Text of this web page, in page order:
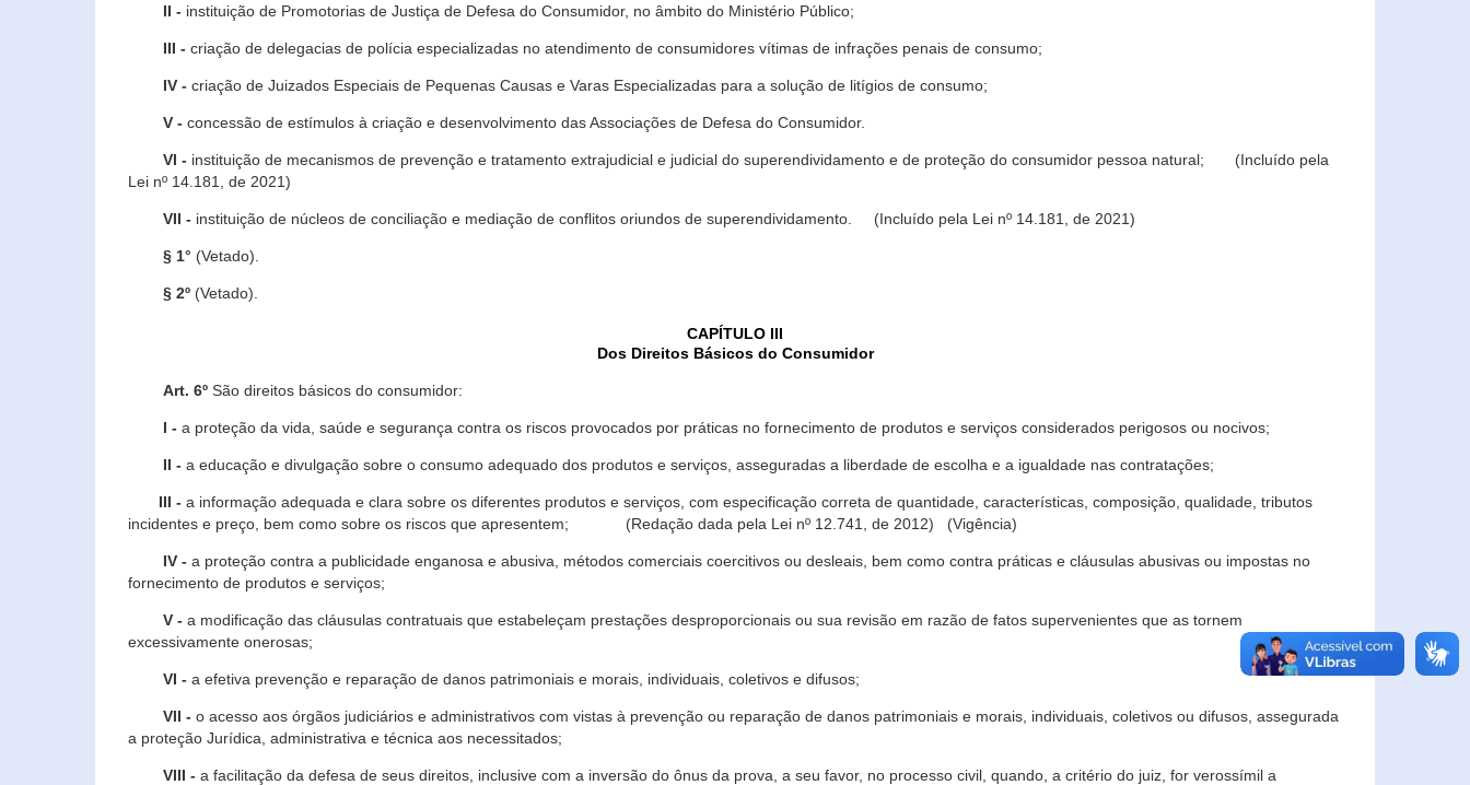
II - instituição de Promotorias de Justiça de Defesa do Consumidor, no âmbito do Ministério Público;
III - criação de delegacias de polícia especializadas no atendimento de consumidores vítimas de infrações penais de consumo;
IV - criação de Juizados Especiais de Pequenas Causas e Varas Especializadas para a solução de litígios de consumo;
V - concessão de estímulos à criação e desenvolvimento das Associações de Defesa do Consumidor.
VI - instituição de mecanismos de prevenção e tratamento extrajudicial e judicial do superendividamento e de proteção do consumidor pessoa natural; (Incluído pela
Lei nº 14.181, de 2021)
VII - instituição de núcleos de conciliação e mediação de conflitos oriundos de superendividamento. (Incluído pela Lei nº 14.181, de 2021)
§ 1° (Vetado).
§ 2º (Vetado).
CAPÍTULO III
Dos Direitos Básicos do Consumidor
Art. 6º São direitos básicos do consumidor:
I - a proteção da vida, saúde e segurança contra os riscos provocados por práticas no fornecimento de produtos e serviços considerados perigosos ou nocivos;
II - a educação e divulgação sobre o consumo adequado dos produtos e serviços, asseguradas a liberdade de escolha e a igualdade nas contratações;
III - a informação adequada e clara sobre os diferentes produtos e serviços, com especificação correta de quantidade, características, composição, qualidade, tributos
incidentes e preço, bem como sobre os riscos que apresentem; (Redação dada pela Lei nº 12.741, de 2012) (Vigência)
IV - a proteção contra a publicidade enganosa e abusiva, métodos comerciais coercitivos ou desleais, bem como contra práticas e cláusulas abusivas ou impostas no
fornecimento de produtos e serviços;
V - a modificação das cláusulas contratuais que estabeleçam prestações desproporcionais ou sua revisão em razão de fatos supervenientes que as tornem
excessivamente onerosas;
VI - a efetiva prevenção e reparação de danos patrimoniais e morais, individuais, coletivos e difusos;
VII - o acesso aos órgãos judiciários e administrativos com vistas à prevenção ou reparação de danos patrimoniais e morais, individuais, coletivos ou difusos, assegurada
a proteção Jurídica, administrativa e técnica aos necessitados;
VIII - a facilitação da defesa de seus direitos, inclusive com a inversão do ônus da prova, a seu favor, no processo civil, quando, a critério do juiz, for verossímil a